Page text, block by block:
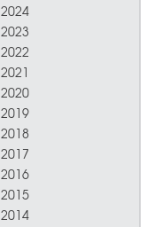
2024
2023
2022
2021
2020
2019
2018
2017
2016
2015
2014